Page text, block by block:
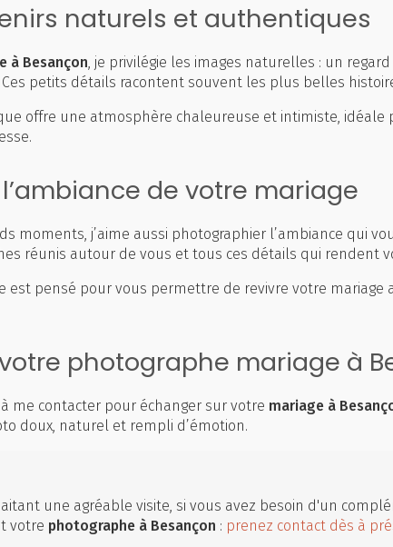
naturels et authentiques
à Besançon, je privilégie les images naturelles : un
petits détails racontent souvent les plus belles
offre une atmosphère chaleureuse et intimiste, idéale
de votre mariage
moments, j’aime aussi photographier l’ambiance qui
réunis autour de vous et tous ces détails qui rendent
est pensé pour vous permettre de revivre votre mariage
photographe mariage à
me contacter pour échanger sur votre mariage à
doux, naturel et rempli d’émotion.
une agréable visite, si vous avez besoin d'un
votre photographe à Besançon : prenez contact dès à